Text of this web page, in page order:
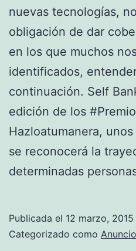
nuevas tecnologías,
obligación de dar
en los que muchos
identificados,
continuación. Self
edición de los
Hazloatumanera,
se reconocerá la
determinadas
Publicada el 12 marzo, 2015
Categorizado como